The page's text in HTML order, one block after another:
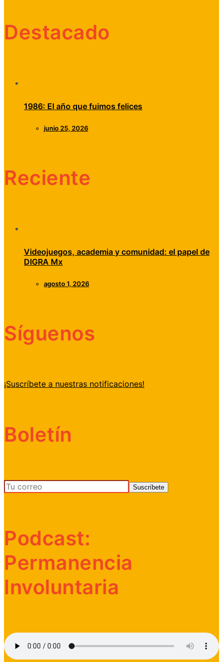
Destacado
1986: El año que fuimos felices
junio 25, 2026
Reciente
Videojuegos, academia y comunidad: el papel de
DIGRA Mx
agosto 1, 2026
Síguenos
¡Suscríbete a nuestras notificaciones!
Boletín
Podcast:
Permanencia
Involuntaria